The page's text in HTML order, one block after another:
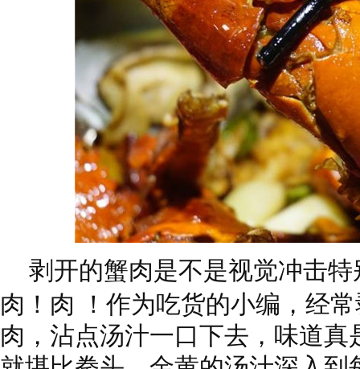
剥开的蟹肉是不是视觉冲击
肉！肉 ！ 作为吃货的小编， 经
肉， 沾点汤汁一口下去， 味道真